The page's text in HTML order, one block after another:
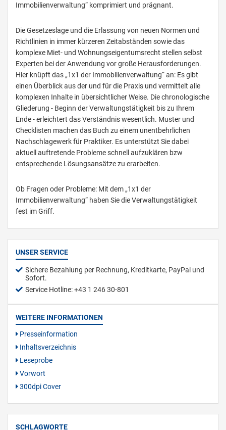
Immobilienverwaltung“ komprimiert und prägnant.
Die Gesetzeslage und die Erlassung von neuen Normen und
Richtlinien in immer kürzeren Zeitabständen sowie das
komplexe Miet- und Wohnungseigentumsrecht stellen selbst
Experten bei der Anwendung vor große Herausforderungen.
Hier knüpft das „1x1 der Immobilienverwaltung“ an: Es gibt
einen Überblick aus der und für die Praxis und vermittelt alle
komplexen Inhalte in übersichtlicher Weise. Die chronologische
Gliederung - Beginn der Verwaltungstätigkeit bis zu Ihrem
Ende - erleichtert das Verständnis wesentlich. Muster und
Checklisten machen das Buch zu einem unentbehrlichen
Nachschlagewerk für Praktiker. Es unterstützt Sie dabei
aktuell auftretende Probleme schnell aufzuklären bzw
entsprechende Lösungsansätze zu erarbeiten.
Ob Fragen oder Probleme: Mit dem „1x1 der
Immobilienverwaltung“ haben Sie die Verwaltungstätigkeit
fest im Griff.
UNSER SERVICE
Sichere Bezahlung per Rechnung, Kreditkarte, PayPal und
Sofort.
Service Hotline: +43 1 246 30-801
WEITERE INFORMATIONEN
Presseinformation
Inhaltsverzeichnis
Leseprobe
Vorwort
300dpi Cover
SCHLAGWORTE